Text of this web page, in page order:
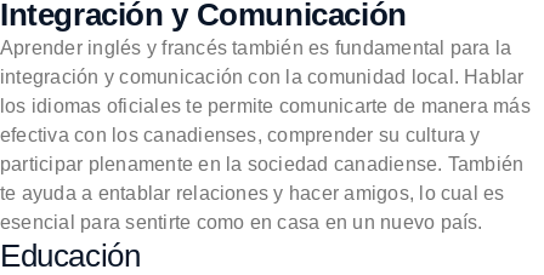
Integración y Comunicación
Aprender inglés y francés también es fundamental para la
integración y comunicación con la comunidad local. Hablar
los idiomas oficiales te permite comunicarte de manera más
efectiva con los canadienses, comprender su cultura y
participar plenamente en la sociedad canadiense. También
te ayuda a entablar relaciones y hacer amigos, lo cual es
esencial para sentirte como en casa en un nuevo país.
Educación